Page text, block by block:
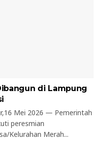
di Lampung
Mei 2026 — Pemerintah
peresmian
Kelurahan Merah...